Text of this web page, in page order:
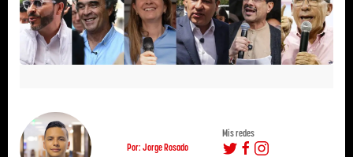
Por: Jorge Rosado
Mis redes